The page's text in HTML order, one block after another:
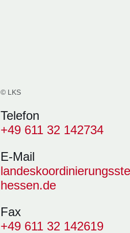
© LKS
Telefon
+49 611 32 142734
E-Mail
hessen.de
Fax
+49 611 32 142619